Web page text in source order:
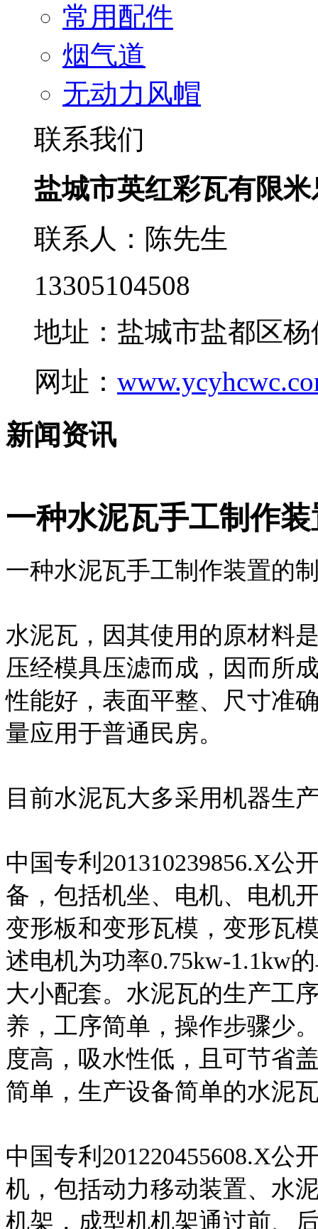
常用配件
烟气道
无动力风帽
联系我们
盐城市英红彩瓦有限
联系人：陈先生
13305104508
地址：盐城市盐都区
网址：
新闻资讯
一种水泥瓦手工制作
一种水泥瓦手工制作装置的
水泥瓦，因其使用的原材料
压经模具压滤而成，因而所
性能好，表面平整、尺寸准
量应用于普通民房。
目前水泥瓦大多采用机器生
中国专利201310239856.X公
备，包括机坐、电机、电机
变形板和变形瓦模，变形瓦
述电机为功率0.75kw-1.1kw
大小配套。水泥瓦的生产
养，工序简单，操作步骤少
度高，吸水性低，且可节省
简单，生产设备简单的水泥
中国专利201220455608.X公
机，包括动力移动装置、水
机架，成型机机架通过前、